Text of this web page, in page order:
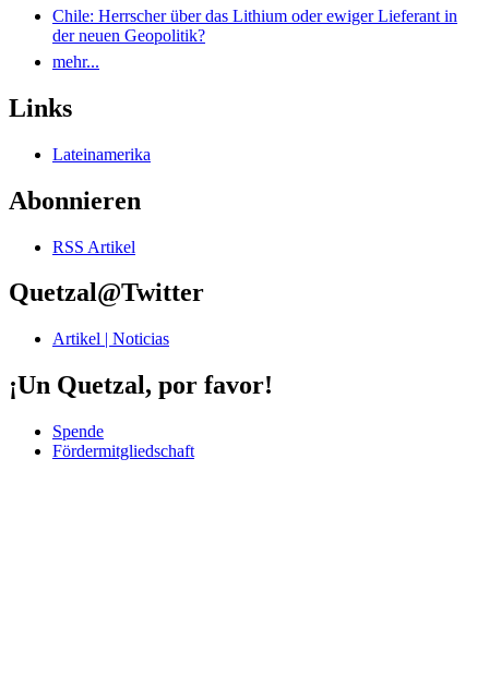
Chile: Herrscher über das Lithium oder ewiger Lieferant in
der neuen Geopolitik?
mehr...
Links
Lateinamerika
Abonnieren
RSS Artikel
Quetzal@Twitter
Artikel | Noticias
¡Un Quetzal, por favor!
Spende
Fördermitgliedschaft